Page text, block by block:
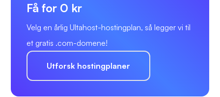
Få for 0 kr
Velg en årlig Ultahost-hostingplan, så legger vi til
et gratis .com-domene!
Utforsk hostingplaner